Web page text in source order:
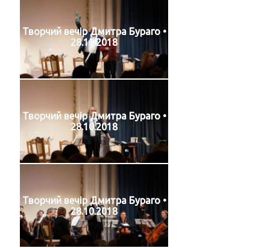
Творчий вечір Дмитра Бураго •
28.10.2018
Творчий вечір Дмитра Бураго •
28.10.2018
Творчий вечір Дмитра Бураго •
28.10.2018